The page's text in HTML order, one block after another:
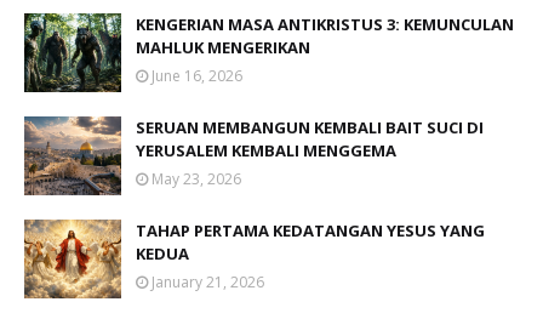
KENGERIAN MASA ANTIKRISTUS 3: KEMUNCULAN
MAHLUK MENGERIKAN
June 16, 2026
SERUAN MEMBANGUN KEMBALI BAIT SUCI DI
YERUSALEM KEMBALI MENGGEMA
May 23, 2026
TAHAP PERTAMA KEDATANGAN YESUS YANG
KEDUA
January 21, 2026